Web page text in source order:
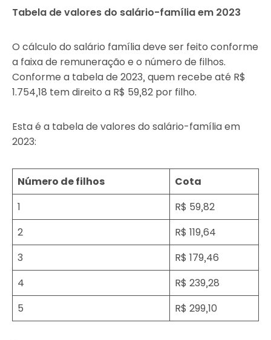
Tabela de valores do salário-família em 2023
O cálculo do salário família deve ser feito conforme
a faixa de remuneração e o número de filhos.
Conforme a tabela de 2023, quem recebe até R$
1.754,18 tem direito a R$ 59,82 por filho.
Esta é a tabela de valores do salário-família em
2023:
Número de filhos
Cota
1
R$ 59,82
2
R$ 119,64
3
R$ 179,46
4
R$ 239,28
5
R$ 299,10